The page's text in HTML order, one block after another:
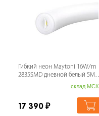
Гибкий неон Maytoni 16W/m
2835SMD дневной белый 5M
склад МСК
17 390 ₽